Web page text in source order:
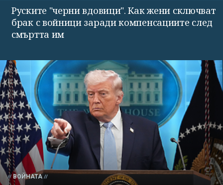
Руските "черни вдовици". Как жени сключват
брак с войници заради компенсациите след
смъртта им
ВОЙНАТА